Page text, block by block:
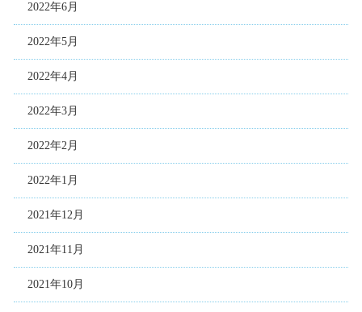
2022年6月
2022年5月
2022年4月
2022年3月
2022年2月
2022年1月
2021年12月
2021年11月
2021年10月